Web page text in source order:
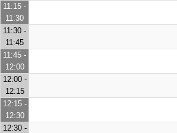
11:15 -
11:30
11:30 -
11:45
11:45 -
12:00
12:00 -
12:15
12:15 -
12:30
12:30 -